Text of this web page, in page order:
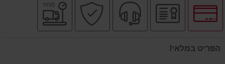
לחץ
לאפשרויות
תשלומים
יבואן
רשמי
שירות
מקצועי
קניה
בטוחה
מהיר
הפריט במלאי!